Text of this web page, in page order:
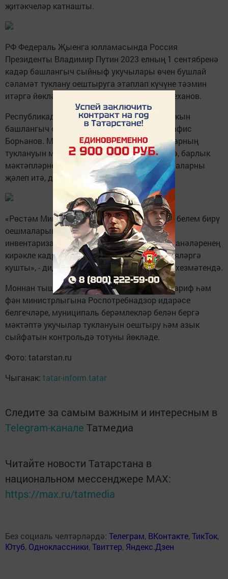
җитәкчеләр катнашты.
РФ Федераль Җыенга юлламасында Россия
Президенты Владимир Путин 2023 елның 1 сентябренә
кадәр башлангыч сыйныф укучылары өчен бушлай
сәламәт туклану оештыруга этаплап күчүне тәэмин
итәргә йөкләде, дип искәртте Рөстәм Миңнеханов.
Республикада 1,4 мең мәктәптә 200 меңгә якын
башлангыч сыйныф укучысы укый, диде Рафис
Борһанов. Мәктәпләрнең төп өлеше укучыларның
туклануын мөстәкыйль рәвештә тәэмин итә, барлык
мәктәпләрнең тагын 15 проценты чит оешмаларны
җәлеп итә, дип аныклады ул.
«Рөстәм Миңнеханов бер ай эчендә гомуми белем бирү
оешмаларының туклану урыннарын
инвентаризацияләргә, шулай ук мәктәп ашханәләренең
кирәкле кадрлар белән тәэмин ителешен бәяләргә
кушты», - диделәр ТР Президенты матбугат хезмәтендә.
Моннан тыш, республика җитәкчесе ТР Мәгариф һәм
фән министрлыгына Роспотребнадзор идарәсе
белгечләре, муниципаль берәмлекләр белән бергә
мәктәптә укучылар туклануын оештыру һәм азык
сыйфатын контрольдә тотуны йөкләде.
Фото: tatarstan.ru
Чыганак: tatar-inform.tatar
Следите за самым важным и интересным в
Telegram-канале Татмедиа
Читайте новости Татарстана в
национальном мессенджере MАХ:
https://max.ru/tatmedia
Без социаль челтәрләрдә: Телеграм, ВКонтакте,ТикТок,
Ютуб, Одноклассники,Твиттер, Яндекс.Дзен